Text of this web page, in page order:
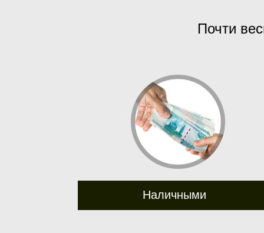
Наличными
Почти